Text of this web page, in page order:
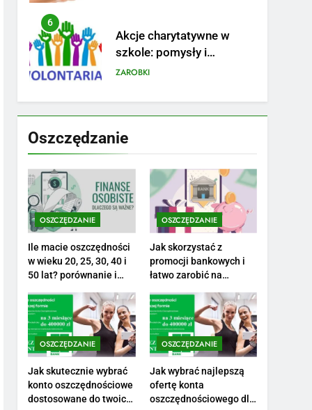
6
Akcje charytatywne w
szkole: pomysły i
przykłady, które
ZAROBKI
7
Jak przygotować się
finansowo na narodziny
jak zaplanować budżet
PORADY
8
Netflix tagger — czym
jest, opinie i zarobki
PRACA
1
Ile zarabia striptizer:
poznaj aktualne stawki
męskiego striptizera
ZAROBKI
2
Ile zarabia psycholog
szkolny: poznaj średnie
zarobki na tym
stanowisku
ZAROBKI
Oszczędzanie
OSZCZĘDZANIE
Ile macie oszczędności
w wieku 20, 25, 30, 40 i
50 lat? porównanie i
OSZCZĘDZANIE
Jak skorzystać z
promocji bankowych i
łatwo zarobić na
OSZCZĘDZANIE
Jak skutecznie wybrać
konto oszczędnościowe
dostosowane do twoich
OSZCZĘDZANIE
Jak wybrać najlepszą
ofertę konta
oszczędnościowego dla